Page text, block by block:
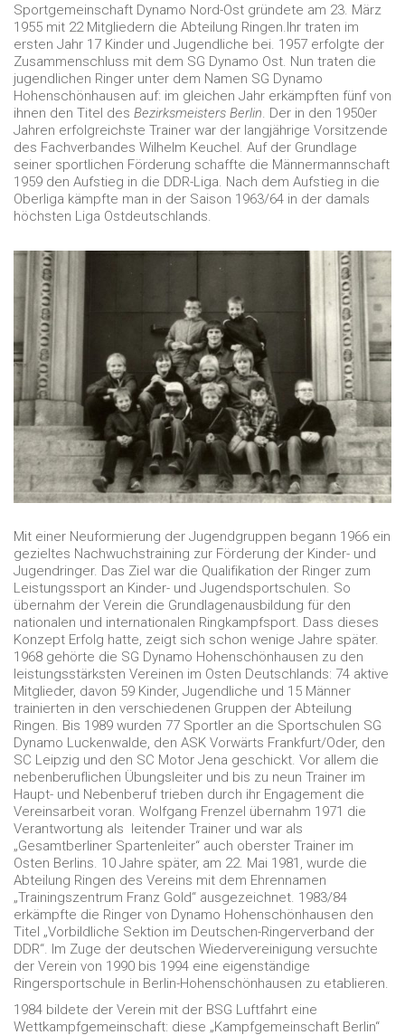
Sportgemeinschaft Dynamo Nord-Ost gründete am 23. März
1955 mit 22 Mitgliedern die Abteilung Ringen.Ihr traten im
ersten Jahr 17 Kinder und Jugendliche bei. 1957 erfolgte der
Zusammenschluss mit dem SG Dynamo Ost. Nun traten die
jugendlichen Ringer unter dem Namen SG Dynamo
Hohenschönhausen auf: im gleichen Jahr erkämpften fünf von
ihnen den Titel des Bezirksmeisters Berlin. Der in den 1950er
Jahren erfolgreichste Trainer war der langjährige Vorsitzende
des Fachverbandes Wilhelm Keuchel. Auf der Grundlage
seiner sportlichen Förderung schaffte die Männermannschaft
1959 den Aufstieg in die DDR-Liga. Nach dem Aufstieg in die
Oberliga kämpfte man in der Saison 1963/64 in der damals
höchsten Liga Ostdeutschlands.
Mit einer Neuformierung der Jugendgruppen begann 1966 ein
gezieltes Nachwuchstraining zur Förderung der Kinder- und
Jugendringer. Das Ziel war die Qualifikation der Ringer zum
Leistungssport an Kinder- und Jugendsportschulen. So
übernahm der Verein die Grundlagenausbildung für den
nationalen und internationalen Ringkampfsport. Dass dieses
Konzept Erfolg hatte, zeigt sich schon wenige Jahre später.
1968 gehörte die SG Dynamo Hohenschönhausen zu den
leistungsstärksten Vereinen im Osten Deutschlands: 74 aktive
Mitglieder, davon 59 Kinder, Jugendliche und 15 Männer
trainierten in den verschiedenen Gruppen der Abteilung
Ringen. Bis 1989 wurden 77 Sportler an die Sportschulen SG
Dynamo Luckenwalde, den ASK Vorwärts Frankfurt/Oder, den
SC Leipzig und den SC Motor Jena geschickt. Vor allem die
nebenberuflichen Übungsleiter und bis zu neun Trainer im
Haupt- und Nebenberuf trieben durch ihr Engagement die
Vereinsarbeit voran. Wolfgang Frenzel übernahm 1971 die
Verantwortung als leitender Trainer und war als
„Gesamtberliner Spartenleiter“ auch oberster Trainer im
Osten Berlins. 10 Jahre später, am 22. Mai 1981, wurde die
Abteilung Ringen des Vereins mit dem Ehrennamen
„Trainingszentrum Franz Gold“ ausgezeichnet. 1983/84
erkämpfte die Ringer von Dynamo Hohenschönhausen den
Titel „Vorbildliche Sektion im Deutschen-Ringerverband der
DDR“. Im Zuge der deutschen Wiedervereinigung versuchte
der Verein von 1990 bis 1994 eine eigenständige
Ringersportschule in Berlin-Hohenschönhausen zu etablieren.
1984 bildete der Verein mit der BSG Luftfahrt eine
Wettkampfgemeinschaft: diese „Kampfgemeinschaft Berlin“